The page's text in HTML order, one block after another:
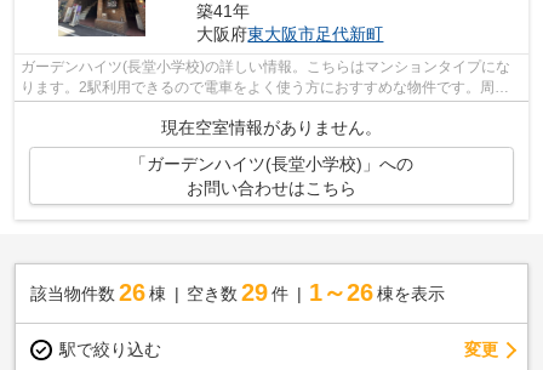
築41年
大阪府東大阪市足代新町
ガーデンハイツ(長堂小学校)の詳しい情報。こちらはマンションタイプにな
ります。2駅利用できるので電車をよく使う方におすすめな物件です。周辺
現在空室情報がありません。
「ガーデンハイツ(長堂小学校)」への
お問い合わせはこちら
該当物件数 26棟 空き数 29 件 1～26 棟を表示
駅で絞り込む 変更